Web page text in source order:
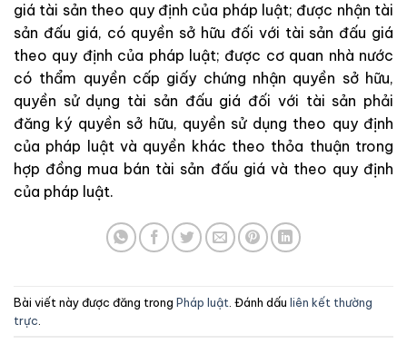
giá tài sản theo quy định của pháp uật; được nhận tài
sản đấu giá, có quyền sở hữu đối với tài sản đấu giá
theo quy định của pháp luật; được cơ quan nhà nước
có thẩm quyền cấp giấy chứng nhận quyền sở hữu,
quyền sử dụng tài sản đấu giá đối với tài sản phải
đăng ký quyền sở hữu, quyền sử dụng theo quy định
của pháp luậtvà quyền khác theo thỏa thuận trong
hợp đồng mua bán tài sản đấu giá và theo quy định
của pháp luật.
Bài viết này được đăng trong Pháp luật . Đánh dấu liên kết thường
trực